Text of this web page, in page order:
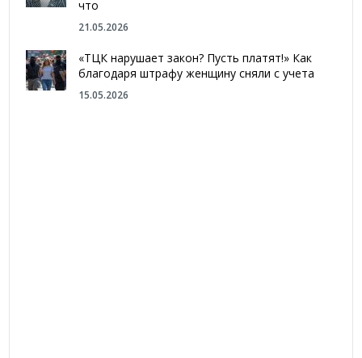
что
21.05.2026
«ТЦК нарушает закон? Пусть платят!» Как
благодаря штрафу женщину сняли с учета
15.05.2026